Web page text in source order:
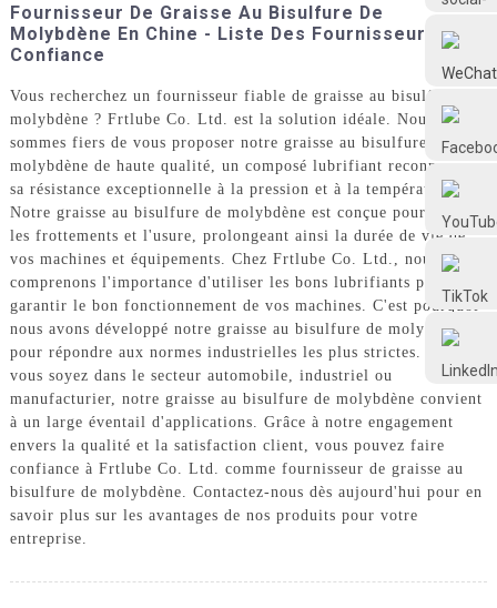
Frtlube
FRTLUBE
@FRTLUBE8
@FRTLUBE8
Fournisseur De Graisse Au Bisulfure De
Molybdène En Chine - Liste Des Fournisseurs De
Confiance
Vous recherchez un fournisseur fiable de graisse au bisulfure de
molybdène ? Frtlube Co. Ltd. est la solution idéale. Nous
sommes fiers de vous proposer notre graisse au bisulfure de
molybdène de haute qualité, un composé lubrifiant reconnu pour
sa résistance exceptionnelle à la pression et à la température.
Notre graisse au bisulfure de molybdène est conçue pour réduire
les frottements et l'usure, prolongeant ainsi la durée de vie de
vos machines et équipements. Chez Frtlube Co. Ltd., nous
comprenons l'importance d'utiliser les bons lubrifiants pour
garantir le bon fonctionnement de vos machines. C'est pourquoi
nous avons développé notre graisse au bisulfure de molybdène
pour répondre aux normes industrielles les plus strictes. Que
vous soyez dans le secteur automobile, industriel ou
manufacturier, notre graisse au bisulfure de molybdène convient
à un large éventail d'applications. Grâce à notre engagement
envers la qualité et la satisfaction client, vous pouvez faire
confiance à Frtlube Co. Ltd. comme fournisseur de graisse au
bisulfure de molybdène. Contactez-nous dès aujourd'hui pour en
savoir plus sur les avantages de nos produits pour votre
entreprise.